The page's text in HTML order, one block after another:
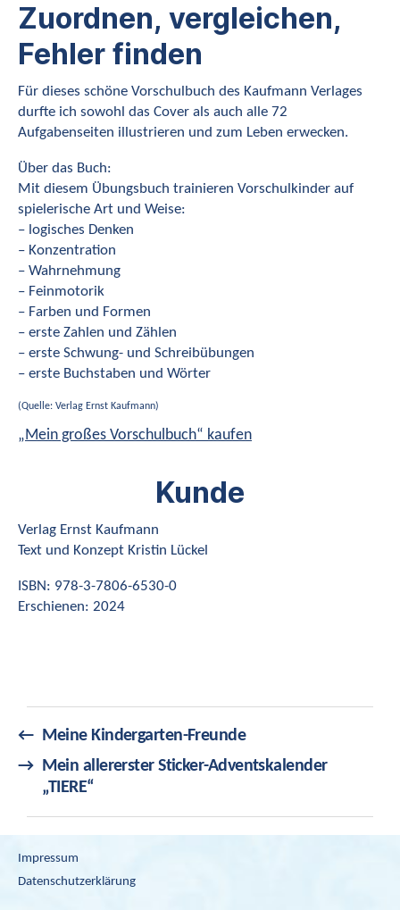
Zuordnen, vergleichen,
Fehler finden
Für dieses schöne Vorschulbuch des Kaufmann Verlages
durfte ich sowohl das Cover als auch alle 72
Aufgabenseiten illustrieren und zum Leben erwecken.
Über das Buch:
Mit diesem Übungsbuch trainieren Vorschulkinder auf
spielerische Art und Weise:
– logisches Denken
– Konzentration
– Wahrnehmung
– Feinmotorik
– Farben und Formen
– erste Zahlen und Zählen
– erste Schwung- und Schreibübungen
– erste Buchstaben und Wörter
(Quelle: Verlag Ernst Kaufmann)
„Mein großes Vorschulbuch“ kaufen
Kunde
Verlag Ernst Kaufmann
Text und Konzept Kristin Lückel
ISBN: 978-3-7806-6530-0
Erschienen: 2024
← Meine Kindergarten-Freunde
→ Mein allererster Sticker-Adventskalender
„TIERE“
Impressum
Datenschutzerklärung